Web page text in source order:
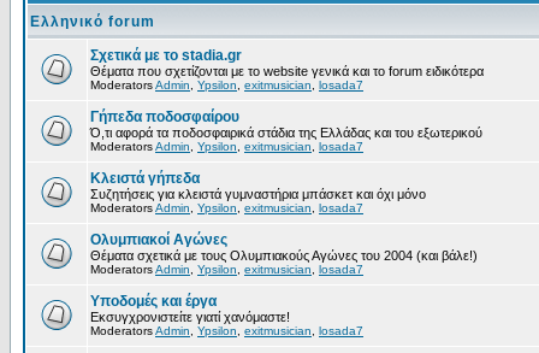
Ελληνικό forum
Σχετικά με το stadia.gr
Θέματα που σχετίζονται με το website γενικά και το forum ειδικότερα
ModeratorsAdmin Ypsilon exitmusician losada7
Γήπεδα ποδοσφαίρου
Ό,τι αφορά τα ποδοσφαιρικά στάδια της Ελλάδας και του εξωτερικού
ModeratorsAdmin Ypsilon exitmusician losada7
Κλειστά γήπεδα
Συζητήσεις για κλειστά γυμναστήρια μπάσκετ και όχι μόνο
ModeratorsAdmin Ypsilon exitmusician losada7
Ολυμπιακοί Αγώνες
Θέματα σχετικά με τους Ολυμπιακούς Αγώνες του 2004 (και βάλε!)
ModeratorsAdmin Ypsilon exitmusician losada7
Υποδομές και έργα
Εκσυγχρονιστείτε γιατί χανόμαστε!
ModeratorsAdmin Ypsilon exitmusician losada7